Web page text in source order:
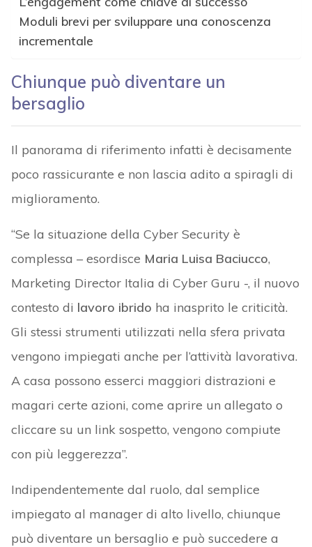
Moduli brevi per sviluppare una conoscenza
incrementale
Chiunque può diventare un
bersaglio
Il panorama di riferimento infatti è decisamente
poco rassicurante e non lascia adito a spiragli di
miglioramento.
“Se la situazione della Cyber Security è
complessa – esordisce Maria Luisa Baciucco,
Marketing Director Italia di Cyber Guru -, il nuovo
contesto di lavoro ibrido ha inasprito le criticità.
Gli stessi strumenti utilizzati nella sfera privata
vengono impiegati anche per l’attività lavorativa.
A casa possono esserci maggiori distrazioni e
magari certe azioni, come aprire un allegato o
cliccare su un link sospetto, vengono compiute
con più leggerezza”.
Indipendentemente dal ruolo, dal semplice
impiegato al manager di alto livello, chiunque
può diventare un bersaglio e può succedere a